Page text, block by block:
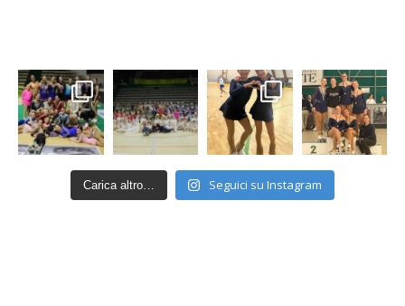
Carica altro… Seguici su Instagram